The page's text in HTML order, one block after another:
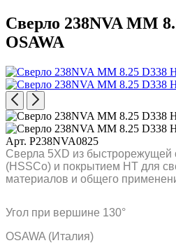
Сверло 238NVA MM
OSAWA
Арт. P238NVA0825
Сверла 5XD из быстрорежущей
(HSSCo) и покрытием HT для
материалов и общего
Угол при вершине 130°
OSAWA (Италия)